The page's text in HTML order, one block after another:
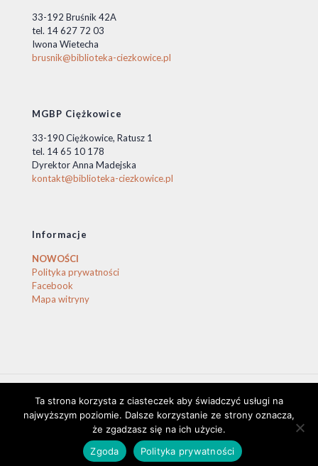
33-192 Bruśnik 42A
tel. 14 627 72 03
Iwona Wietecha
brusnik@biblioteka-ciezkowice.pl
MGBP Ciężkowice
33-190 Ciężkowice, Ratusz 1
tel. 14 65 10 178
Dyrektor Anna Madejska
kontakt@biblioteka-ciezkowice.pl
Informacje
NOWOŚCI
Polityka prywatności
Facebook
Mapa witryny
© 2020 Biblioteka Ciężkowice. © by stasio
Ta strona korzysta z ciasteczek aby świadczyć usługi na
najwyższym poziomie. Dalsze korzystanie ze strony oznacza,
że zgadzasz się na ich użycie.
Zgoda
Polityka prywatności